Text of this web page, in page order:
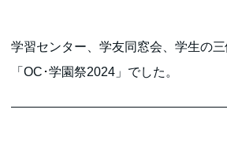
学習センター、学友同窓会、学生の
「OC･学園祭2024」でした。